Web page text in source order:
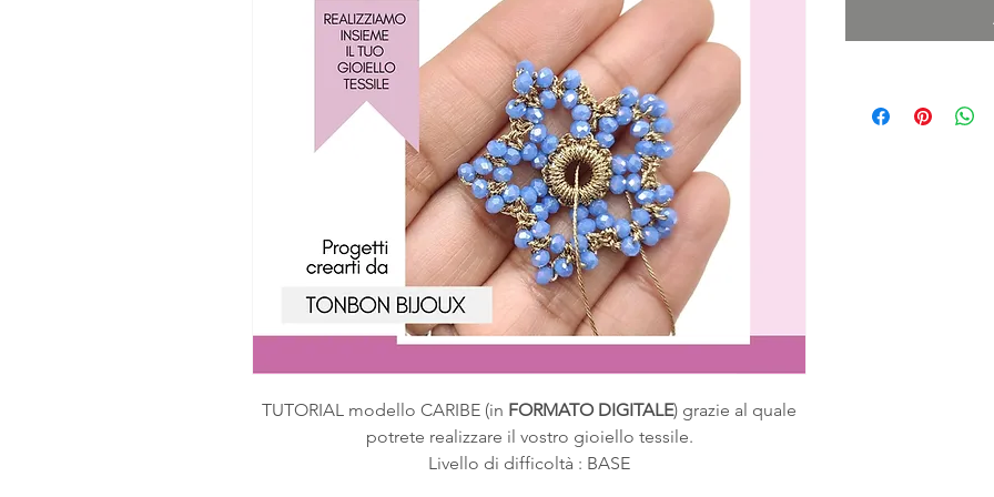
TUTORIAL modello CARIBE (in FORMATO DIGITALE) grazie al quale
potrete realizzare il vostro gioiello tessile.
Livello di difficoltà : BASE